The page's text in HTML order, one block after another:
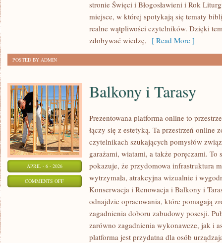
stronie Święci i Błogosławieni i Rok
miejsce, w której spotykają się tematy
realne wątpliwości czytelników. Dzięki
zdobywać wiedzę, [ Read More ]
POSTED BY ADMIN
APRIL - 6 - 2026
COMMENTS OFFON
Balkony i Tarasy
Prezentowana platforma online to
łączy się z estetyką. Ta przestrzeń online
czytelnikach szukających pomysłów
garażami, wiatami, a także poręczami. To
pokazuje, że przydomowa infrastruktura
wytrzymała, atrakcyjna wizualnie i
Konserwacja i Renowacja i Balkony i
odnajdzie opracowania, które pomagają
zagadnienia doboru zabudowy posesji.
zarówno zagadnienia wykonawcze, jak i
platforma jest przydatna dla osób